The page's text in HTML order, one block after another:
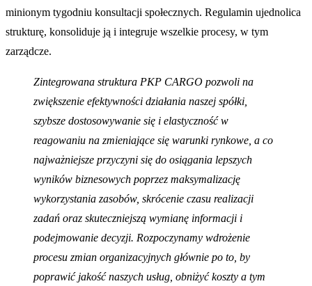
minionym tygodniu konsultacji społecznych. Regulamin ujednolica
strukturę, konsoliduje ją i integruje wszelkie procesy, w tym
zarządcze.
Zintegrowana struktura PKP CARGO pozwoli na
zwiększenie efektywności działania naszej spółki,
szybsze dostosowywanie się i elastyczność w
reagowaniu na zmieniające się warunki rynkowe, a co
najważniejsze przyczyni się do osiągania lepszych
wyników biznesowych poprzez maksymalizację
wykorzystania zasobów, skrócenie czasu realizacji
zadań oraz skuteczniejszą wymianę informacji i
podejmowanie decyzji. Rozpoczynamy wdrożenie
procesu zmian organizacyjnych głównie po to, by
poprawić jakość naszych usług, obniżyć koszty a tym